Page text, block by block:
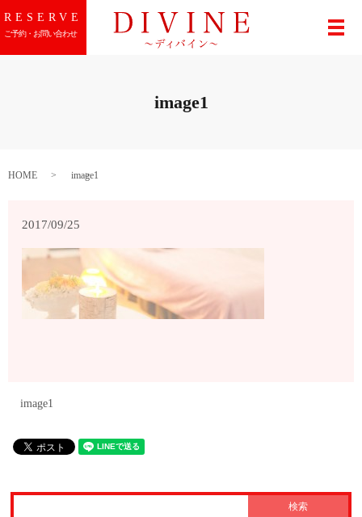
メ
RESERVE
ご予約・お問い合わせ
image1
HOME image1
2017/09/25
image1